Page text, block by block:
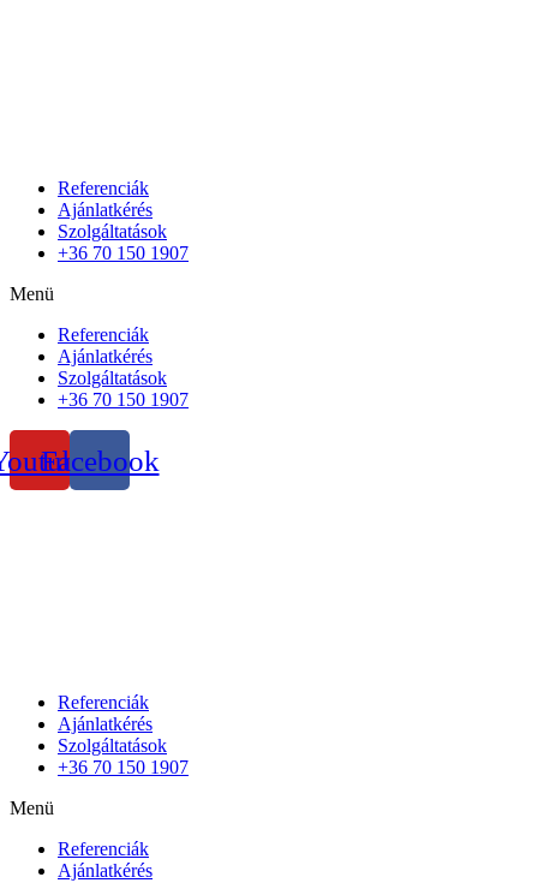
Referenciák
Ajánlatkérés
Szolgáltatások
+36 70 150 1907
Menü
Referenciák
Ajánlatkérés
Szolgáltatások
+36 70 150 1907
Facebook
Referenciák
Ajánlatkérés
Szolgáltatások
+36 70 150 1907
Menü
Referenciák
Ajánlatkérés